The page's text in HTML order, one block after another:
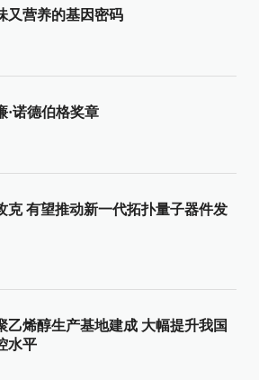
又营养的基因密码
·诺德伯格奖章
克 有望推动新一代拓扑量子器件发
乙烯醇生产基地建成 大幅提升我国
水平